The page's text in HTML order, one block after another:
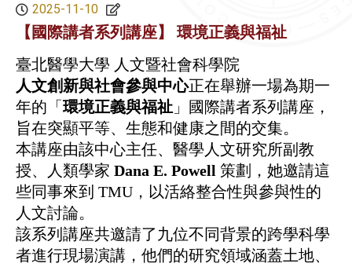
2025-11-10
【國際講者系列講座】 環境正義與福祉
臺北醫學大學 人文暨社會科學院
人文創新與社會參與中心正在舉辦一場為期一
年的「 環境正義與福祉 」國際講者系列講座，
旨在突顯平等、生態和健康之間的交集。
本講座由該中心主任、醫學人文研究所副教
授、人類學家 Dana E. Powell 策劃，她邀請這
些同事來到 TMU ，以活絡整合性與參與性的
人文討論。
該系列講座共邀請了九位不同背景的跨學科學
者進行現場演講，他們的研究領域涵蓋土地、